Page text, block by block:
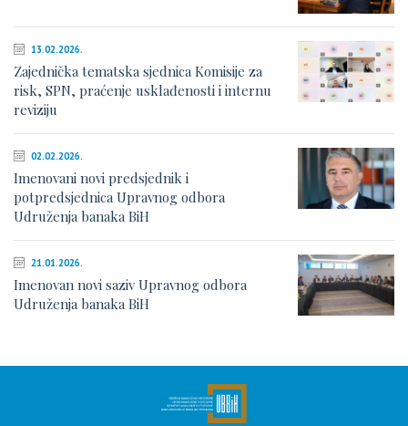
13.02.2026.
Zajednička tematska sjednica Komisije za
risk, SPN, praćenje usklađenosti i internu
reviziju
02.02.2026.
Imenovani novi predsjednik i
potpredsjednica Upravnog odbora
Udruženja banaka BiH
21.01.2026.
Imenovan novi saziv Upravnog odbora
Udruženja banaka BiH